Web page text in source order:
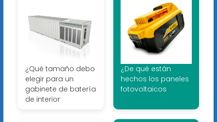
¿Qué tamaño debo
elegir para un
gabinete de batería
de interior
¿De qué están
hechos los paneles
fotovoltaicos